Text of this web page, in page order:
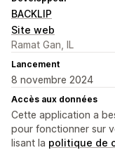
BACKLIP
Site web
Ramat Gan, IL
Lancement
8 novembre 2024
Accès aux données
Cette application a
pour fonctionner sur
lisant la politique de